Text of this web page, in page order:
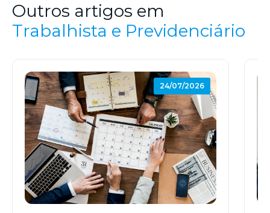
Outros artigos em
Trabalhista e Previdenciário
24/07/2026